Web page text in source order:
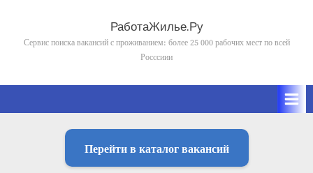
content
РаботаЖилье.Ру
Сервис поиска вакансий с проживанием: более 25 000 рабочих мест по всей
Росссиии
Перейти в каталог вакансий